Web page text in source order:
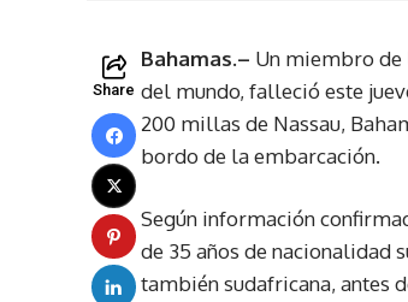
Share
Bahamas.– Un miembro de
del mundo, falleció este
200 millas de Nassau,
bordo de la embarcación.
Según información
de 35 años de nacionalidad
también sudafricana, antes